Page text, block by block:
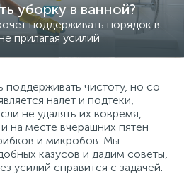
уборку в ванной?
поддерживать порядок в
прилагая усилий
поддерживать чистоту, но со
налет и подтеки,
не удалять их вовремя,
и на месте вчерашних пятен
и микробов. Мы
казусов и дадим советы,
усилий справится с задачей.